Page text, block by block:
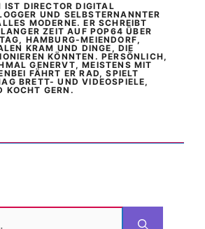
IST DIRECTOR DIGITAL
UND SELBSTERNANNTER
MODERNE. ER SCHREIBT
ZEIT AUF POP64 ÜBER
HAMBURG-MEIENDORF,
KRAM UND DINGE, DIE
KÖNNTEN. PERSÖNLICH,
GENERVT, MEISTENS MIT
FÄHRT ER RAD, SPIELT
BRETT- UND VIDEOSPIELE,
KOCHT GERN.